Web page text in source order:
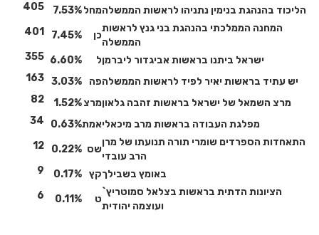
הליכוד בהנהגת בנימין נתניהו לראשות הממשלהמחל7.53%
405
המחנה הממלכתי בהנהגת בני גנץ לראשות
הממשלה
כן 7.45%
401
ישראל ביתנו בראשות אביגדור ליברמןל 6.60%
355
יש עתיד בראשות יאיר לפיד לראשות הממשלהפה 3.03%
163
מרצ השמאל של ישראל בראשות זהבה גלאוןמרצ1.52%
82
מפלגת העבודה בראשות מרב מיכאליאמת0.63%
34
התאחדות הספרדים שומרי תורה תנועתו של מרן
הרב עובדי
שס 0.22%
12
באומץ בשבילךקץ 0.17%
הציונות הדתית בראשות בצלאל סמוטריץ`
ועוצמה יהודית
0.11%